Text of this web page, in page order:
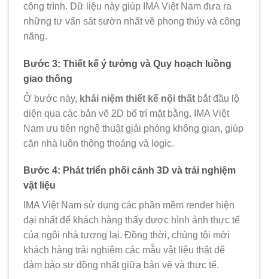
công trình. Dữ liệu này giúp IMA Việt Nam đưa ra
những tư vấn sát sườn nhất về phong thủy và công
năng.
Bước 3: Thiết kế ý tưởng và Quy hoạch luồng
giao thông
Ở bước này, khái niệm thiết kế nội thất bắt đầu lộ
diện qua các bản vẽ 2D bố trí mặt bằng. IMA Việt
Nam ưu tiên nghệ thuật giải phóng không gian, giúp
căn nhà luôn thông thoáng và logic.
Bước 4: Phát triển phối cảnh 3D và trải nghiệm
vật liệu
IMA Việt Nam sử dụng các phần mềm render hiện
đại nhất để khách hàng thấy được hình ảnh thực tế
của ngôi nhà tương lai. Đồng thời, chúng tôi mời
khách hàng trải nghiệm các mẫu vật liệu thật để
đảm bảo sự đồng nhất giữa bản vẽ và thực tế.